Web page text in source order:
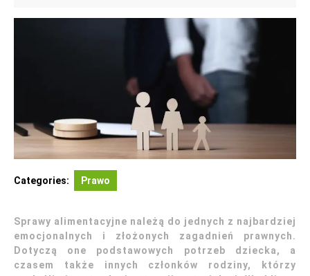
Categories: Prawo
Sprawy alimentacyjne należą do jednych z najbardziej
emocjonalnych i złożonych zagadnień prawnych.
Dotyczą one podstawowych potrzeb dziecka, a
czasem także innych członków rodziny, którzy